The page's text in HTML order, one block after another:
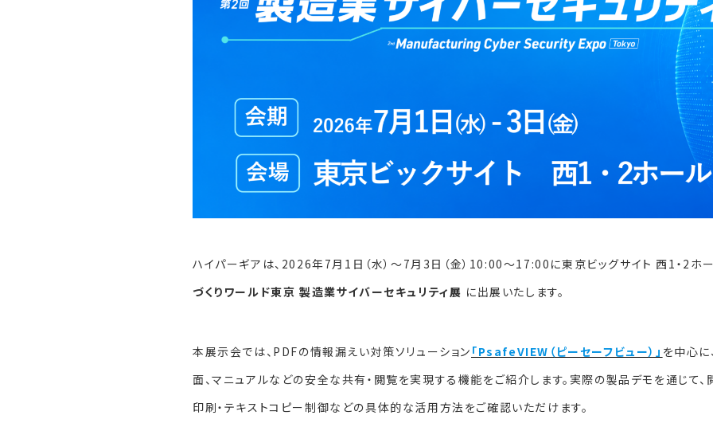
ハイパーギアは、2026年7月1日（水）～7月3日（金）10:00～17:00に東京ビッグサイト 西1・2ホ
づくりワールド東京 製造業サイバーセキュリティ展 に出展いたします。
本展示会では、PDFの情報漏えい対策ソリューション 「PsafeVIEW（ピーセーフビュー）」 を中心
面、マニュアルなどの安全な共有・閲覧を実現する機能をご紹介します。実際の製品デモを通じて
印刷・テキストコピー制御などの具体的な活用方法をご確認いただけます。